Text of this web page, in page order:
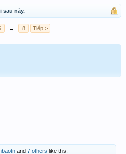
sau này.
→ 8 Tiếp >
and 7 others like this.